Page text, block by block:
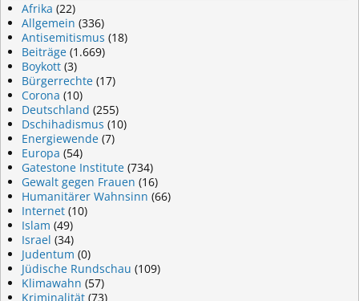
Afrika (22)
Allgemein (336)
Antisemitismus (18)
Beiträge (1.669)
Boykott (3)
Bürgerrechte (17)
Corona (10)
Deutschland (255)
Dschihadismus (10)
Energiewende (7)
Europa (54)
Gatestone Institute (734)
Gewalt gegen Frauen (16)
Humanitärer Wahnsinn (66)
Internet (10)
Islam (49)
Israel (34)
Judentum (0)
Jüdische Rundschau (109)
Klimawahn (57)
Kriminalität (73)